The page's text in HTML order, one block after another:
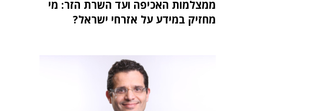
ממצלמות האכיפה ועד השרת הזר: מי
מחזיק במידע על אזרחי ישראל?